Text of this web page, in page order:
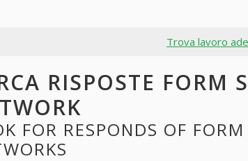
Trova lavoro
RISPOSTE FORM
FOR RESPONDS OF